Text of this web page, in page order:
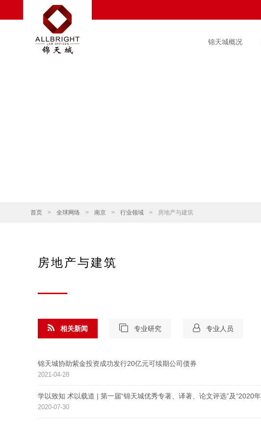
锦天城概况
首页 > 全球网络 > 南京 > 行业领域 > 房地产与建筑
房地产与建筑
相关新闻
锦天城协助紫金投资成功发行20亿元可续期公司债券
2021-04-28
学以致知 术以载道 | 第一届“锦天城优秀专著、译著、论文评选”及“2020
2020-07-30
专业研究 专业人员